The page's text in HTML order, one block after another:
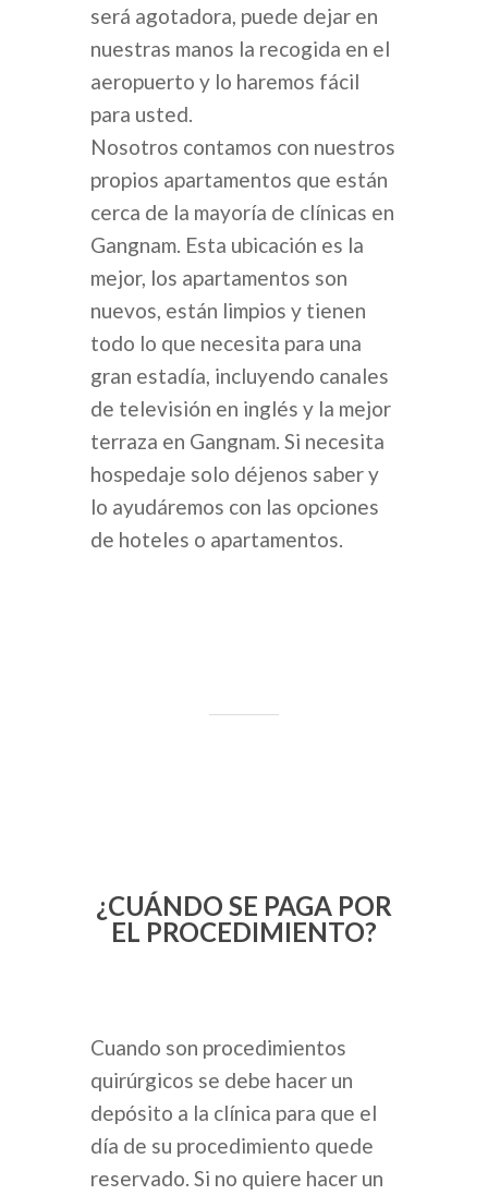
será agotadora, puede dejar en
nuestras manos la recogida en el
aeropuerto y lo haremos fácil
para usted.
Nosotros contamos con nuestros
propios apartamentos que están
cerca de la mayoría de clínicas en
Gangnam. Esta ubicación es la
mejor, los apartamentos son
nuevos, están limpios y tienen
todo lo que necesita para una
gran estadía, incluyendo canales
de televisión en inglés y la mejor
terraza en Gangnam. Si necesita
hospedaje solo déjenos saber y
lo ayudáremos con las opciones
de hoteles o apartamentos.
¿CUÁNDO SE PAGA POR
EL PROCEDIMIENTO?
Cuando son procedimientos
quirúrgicos se debe hacer un
depósito a la clínica para que el
día de su procedimiento quede
reservado. Si no quiere hacer un
Plastic Surgery ES
SKIN ES
ODONTOLOGÍA
Plastic
ES